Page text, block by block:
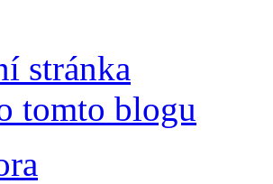
stránka
tomto blogu